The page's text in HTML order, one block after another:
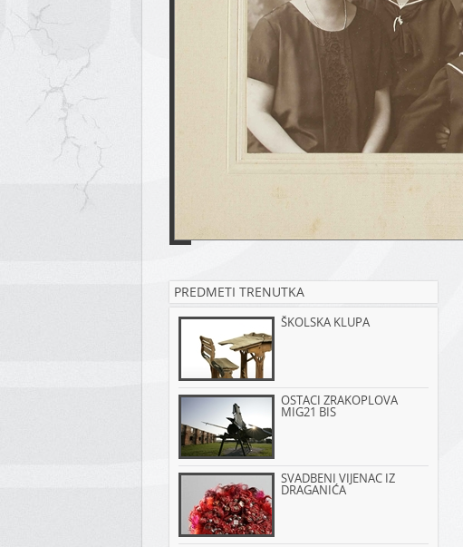
PREDMETI TRENUTKA
ŠKOLSKA KLUPA
OSTACI ZRAKOPLOVA
MIG21 BIS
SVADBENI VIJENAC IZ
DRAGANIĆA